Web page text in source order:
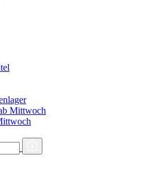
Mittwoch